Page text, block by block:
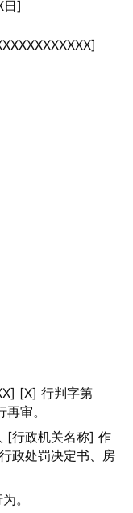
日]
[X] 行判字第
审。
[行政机关名称] 作
政处罚决定书、房
。